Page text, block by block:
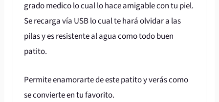
grado medico lo cual lo hace amigable con tu piel.
Se recarga vía USB lo cual te hará olvidar a las
pilas y es resistente al agua como todo buen
patito.
Permite enamorarte de este patito y verás como
se convierte en tu favorito.